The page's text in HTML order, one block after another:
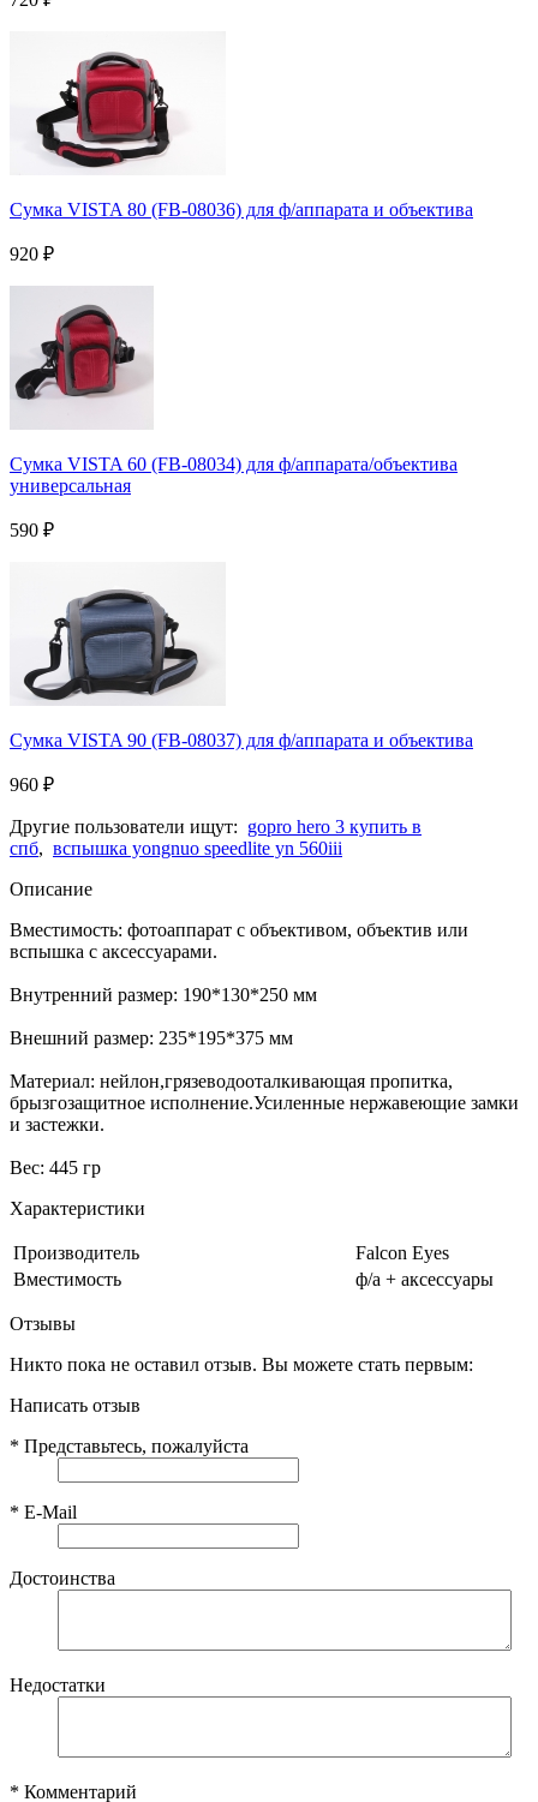
Сумка VISTA 80 (FB-08036) для ф/аппарата и объектива
920 ₽
Сумка VISTA 60 (FB-08034) для ф/аппарата/объектива
универсальная
590 ₽
Сумка VISTA 90 (FB-08037) для ф/аппарата и объектива
960 ₽
Другие пользователи ищут: gopro hero 3 купить в
спб, вспышка yongnuo speedlite yn 560iii
Описание
Вместимость: фотоаппарат с объективом, объектив или
вспышка с аксессуарами.
Внутренний размер: 190*130*250 мм
Внешний размер: 235*195*375 мм
Материал: нейлон,грязеводооталкивающая пропитка,
брызгозащитное исполнение.Усиленные нержавеющие замки
и застежки.
Вес: 445 гр
Характеристики
Производитель
Falcon Eyes
Вместимость
ф/а + аксессуары
Отзывы
Никто пока не оставил отзыв. Вы можете стать первым:
Написать отзыв
* Представьтесь, пожалуйста
* E-Mail
Достоинства
Недостатки
* Комментарий